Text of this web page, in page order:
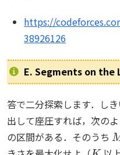
https://
38926126
E. Segments on the
答で二分探索します．し
出して座圧すれば，次の
の区間がある．そのうち
M
K